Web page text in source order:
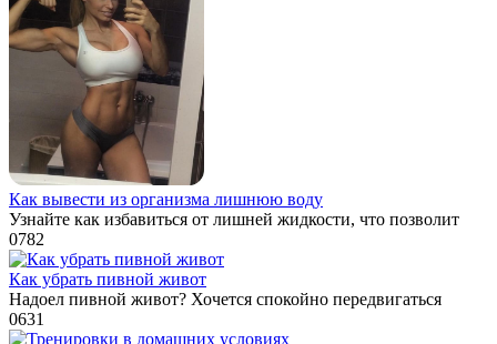
Как вывести из организма лишнюю воду
Узнайте как избавиться от лишней жидкости, что позволит
0782
Как убрать пивной живот
Надоел пивной живот? Хочется спокойно передвигаться
0631